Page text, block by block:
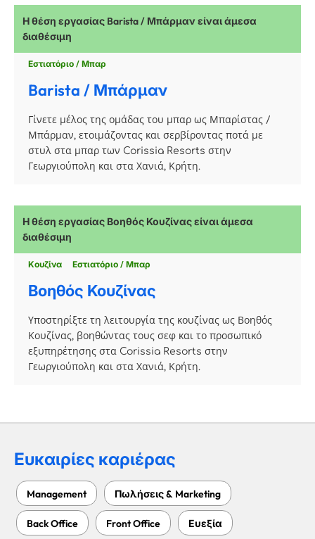
Η θέση εργασίας Barista / Μπάρμαν είναι άμεσα
διαθέσιμη
Εστιατόριο / Μπαρ
Barista / Μπάρμαν
Γίνετε μέλος της ομάδας του μπαρ ως Μπαρίστας /
Μπάρμαν, ετοιμάζοντας και σερβίροντας ποτά με
στυλ στα μπαρ των Corissia Resorts στην
Γεωργιούπολη και στα Χανιά, Κρήτη.
Η θέση εργασίας Βοηθός Κουζίνας είναι άμεσα
διαθέσιμη
Κουζίνα Εστιατόριο / Μπαρ
Βοηθός Κουζίνας
Υποστηρίξτε τη λειτουργία της κουζίνας ως Βοηθός
Κουζίνας, βοηθώντας τους σεφ και το προσωπικό
εξυπηρέτησης στα Corissia Resorts στην
Γεωργιούπολη και στα Χανιά, Κρήτη.
Ευκαιρίες καριέρας
Management Πωλήσεις & Marketing
Back Office Front Office Ευεξία